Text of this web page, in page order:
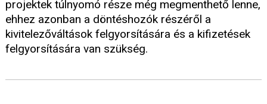
projektek túlnyomó része még megmenthető lenne,
ehhez azonban a döntéshozók részéről a
kivitelezőváltások felgyorsítására és a kifizetések
felgyorsítására van szükség.